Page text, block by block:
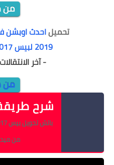
من
تحميلاحدث اوبشن
2019 لبيس 2017 من ميديا فير
- آخر الانتقالات
من
شرح
باتش تحويل بيس 2017 الى بيس 2019
من